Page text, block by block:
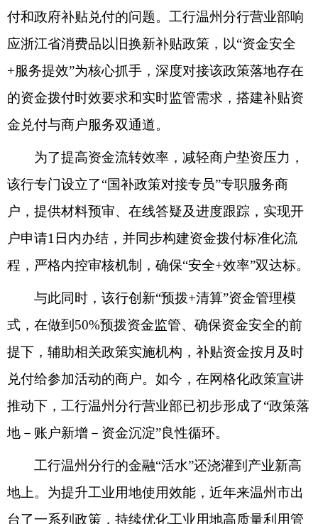
付和政府补贴兑付的问题。工行温州分行营业部响
应浙江省消费品以旧换新补贴政策，以“资金安全
+服务提效”为核心抓手，深度对接该政策落地存在
的资金拨付时效要求和实时监管需求，搭建补贴资
金兑付与商户服务双通道。
为了提高资金流转效率，减轻商户垫资压力，
该行专门设立了“国补政策对接专员”专职服务商
户，提供材料预审、在线答疑及进度跟踪，实现开
户申请1日内办结，并同步构建资金拨付标准化流
程，严格内控审核机制，确保“安全+效率”双达标。
与此同时，该行创新“预拨+清算”资金管理模
式，在做到50%预拨资金监管、确保资金安全的前
提下，辅助相关政策实施机构，补贴资金按月及时
兑付给参加活动的商户。如今，在网格化政策宣讲
推动下，工行温州分行营业部已初步形成了“政策落
地－账户新增－资金沉淀”良性循环。
工行温州分行的金融“活水”还浇灌到产业新高
地上。为提升工业用地使用效能，近年来温州市出
台了一系列政策，持续优化工业用地高质量利用管